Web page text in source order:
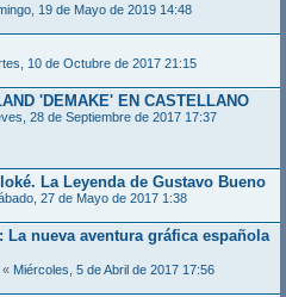
19 de Mayo de 2019 14:48
10 de Octubre de 2017 21:15
'DEMAKE' EN CASTELLANO
28 de Septiembre de 2017 17:37
La Leyenda de Gustavo Bueno
27 de Mayo de 2017 1:38
La nueva aventura gráfica española
« Miércoles, 5 de Abril de 2017 17:56